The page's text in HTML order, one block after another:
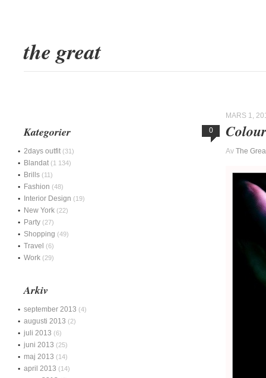
the great
MARS 1,
0
Colour
Av The
Kategorier
2days outfit (31)
Blandat (1 134)
Brills (11)
Fashion (48)
Interior Design (19)
New York (22)
Party (27)
Shopping (49)
Travel (6)
Work (29)
Arkiv
september 2013 (4)
augusti 2013 (2)
juli 2013 (6)
juni 2013 (25)
maj 2013 (14)
april 2013 (14)